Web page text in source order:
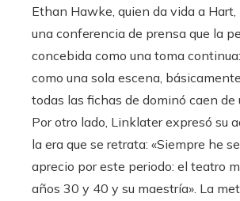
Ethan Hawke, quien da vida a
una conferencia de prensa que la
concebida como una toma
como una sola escena,
todas las fichas de dominó caen de
Por otro lado, Linklater expresó su
la era que se retrata: «Siempre he
aprecio por este periodo: el teatro
años 30 y 40 y su maestría». La